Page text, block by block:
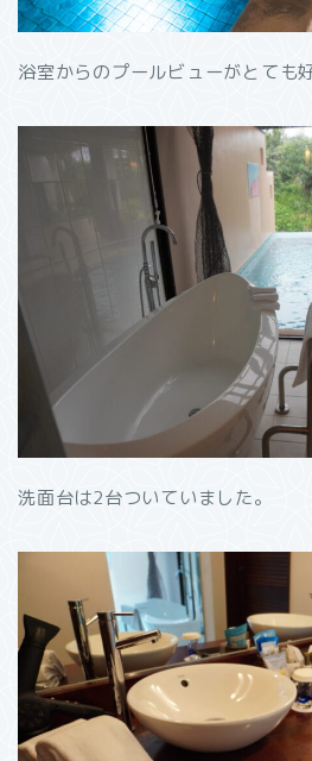
浴室からのプールビューがとても
洗面台は2台ついていました。